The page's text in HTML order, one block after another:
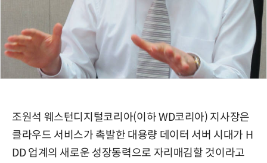
조원석 웨스턴디지털코리아(이하 WD코리아) 지사장은
클라우드 서비스가 촉발한 대용량 데이터 서버 시대가 H
DD 업계의 새로운 성장동력으로 자리매김할 것이라고